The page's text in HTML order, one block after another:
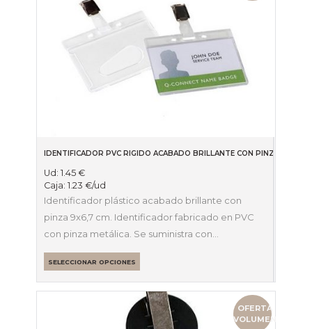
IDENTIFICADOR PVC RIGIDO ACABADO BRILLANTE CON PINZA 6,7 X
Ud:1.45€
Caja:1.23€/ud
Identificador plástico acabado brillante con
pinza 9x6,7 cm. Identificador fabricado en PVC
con pinza metálica. Se suministra con…
SELECCIONAR OPCIONES
OFERTA
VOLUMEN